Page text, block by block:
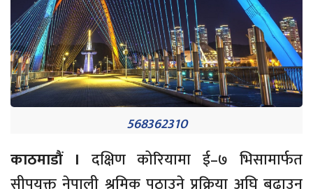
568362310
काठमाडौं । दक्षिण कोरियामा ई–७ भिसामार्फत